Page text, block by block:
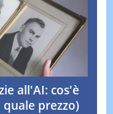
all'AI: cos'è
prezzo)